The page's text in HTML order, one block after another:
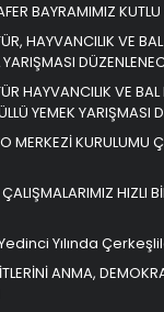
BAYRAMIMIZ KUTLU
HAYVANCILIK VE
HAYVANCILIK VE BAL
YEMEK YARIŞMASI
MERKEZİ KURULUMU
HIZLI
Yılında
ANMA,